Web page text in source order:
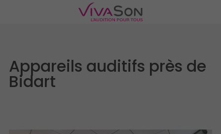
Appareils auditifs près de
Bidart